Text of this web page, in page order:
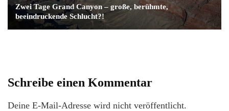
Zwei Tage Grand Canyon – große, berühmte,
beeindruckende Schlucht?!
Schreibe einen Kommentar
Deine E-Mail-Adresse wird nicht veröffentlicht.